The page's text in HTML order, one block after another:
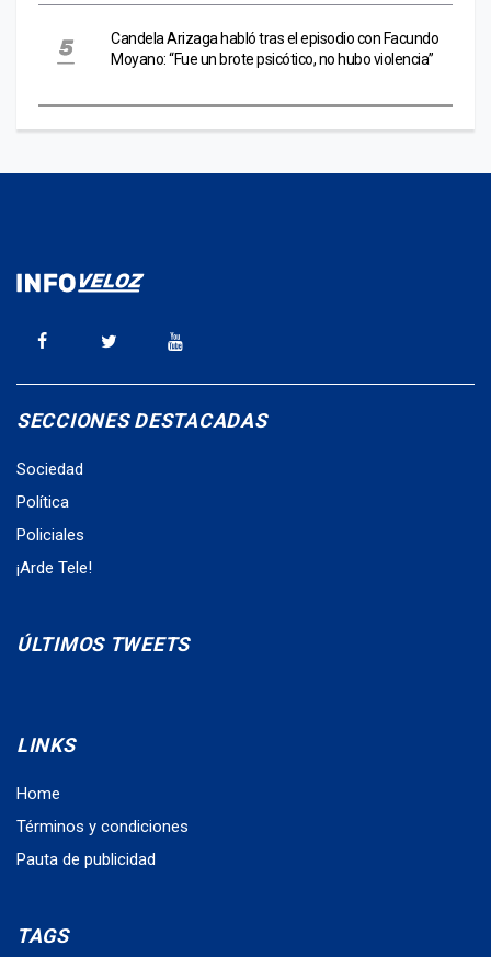
Candela Arizaga habló tras el episodio con Facundo
Moyano: “Fue un brote psicótico, no hubo violencia”
SECCIONES DESTACADAS
Sociedad
Política
Policiales
¡Arde Tele!
ÚLTIMOS TWEETS
LINKS
Home
Términos y condiciones
Pauta de publicidad
TAGS